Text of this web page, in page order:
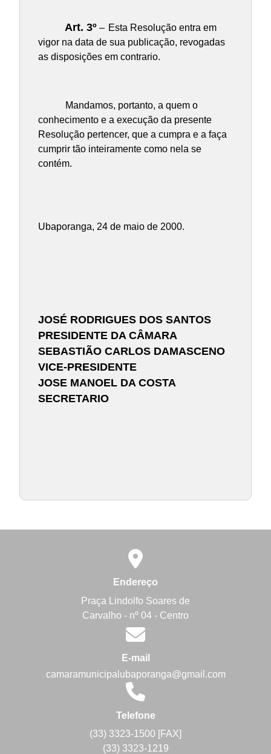
Art. 3º– Esta Resolução entra em
vigor na data de sua publicação, revogadas
as disposições em contrario.
Mandamos, portanto, a quem o
conhecimento e a execução da presente
Resolução pertencer, que a cumpra e a faça
cumprir tão inteiramente como nela se
contém.
Ubaporanga, 24 de maio de 2000.
JOSÉ RODRIGUES DOS SANTOS
PRESIDENTE DA CÂMARA
SEBASTIÃO CARLOS DAMASCENO
VICE-PRESIDENTE
JOSE MANOEL DA COSTA
SECRETARIO
Endereço
Praça Lindolfo Soares de
Carvalho - nº 04 - Centro
E-mail
camaramunicipalubaporanga@gmail.com
Telefone
(33) 3323-1500 [FAX]
(33) 3323-1219